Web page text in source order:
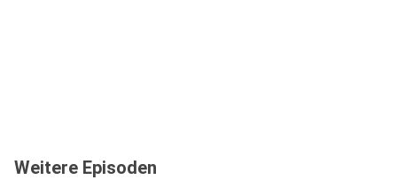
Weitere Episoden